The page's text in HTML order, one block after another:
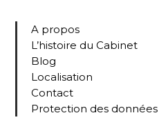
A propos
L’histoire du Cabinet
Blog
Localisation
Contact
Protection des données